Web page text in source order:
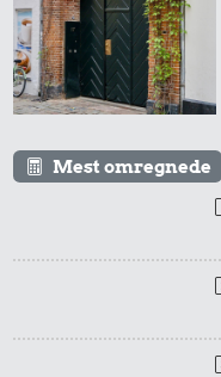
Mest omregnede